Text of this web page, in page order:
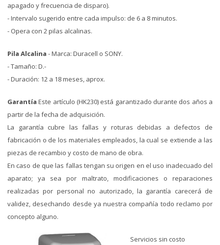
apagado y frecuencia de disparo).
- Intervalo sugerido entre cada impulso: de 6 a 8 minutos.
- Opera con 2 pilas alcalinas.
Pila Alcalina - Marca: Duracell o SONY.
- Tamaño: D.-
- Duración: 12 a 18 meses, aprox.
Garantía Este artículo (HK230) está garantizado durante dos años a
partir de la fecha de adquisición.
La garantía cubre las fallas y roturas debidas a defectos de
fabricación o de los materiales empleados, la cual se extiende a las
piezas de recambio y costo de mano de obra.
En caso de que las fallas tengan su origen en el uso inadecuado del
aparato; ya sea por maltrato, modificaciones o reparaciones
realizadas por personal no autorizado, la garantía carecerá de
validez, desechando desde ya nuestra compañía todo reclamo por
concepto alguno.
Servicios sin costo